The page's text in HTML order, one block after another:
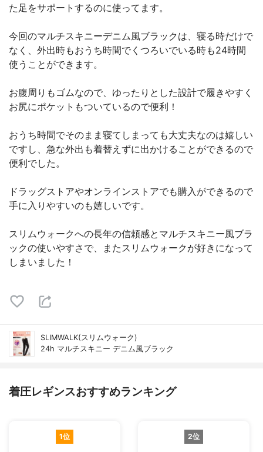
た足をサポートするのに使ってます。
今回のマルチスキニーデニム風ブラックは、寝る時だけで
なく、外出時もおうち時間でくつろいでいる時も24時間
使うことができます。
お腹周りもゴムなので、ゆったりとした設計で履きやすく
お尻にポケットもついているので便利！
おうち時間でそのまま寝てしまっても大丈夫なのは嬉しい
ですし、急な外出も着替えずに出かけることができるので
便利でした。
ドラッグストアやオンラインストアでも購入ができるので
手に入りやすいのも嬉しいです。
スリムウォークへの長年の信頼感とマルチスキニー風ブラ
ックの使いやすさで、またスリムウォークが好きになって
しまいました！
SLIMWALK(スリムウォーク)
24h マルチスキニー デニム風ブラック
着圧レギンスおすすめランキング
1位 2位